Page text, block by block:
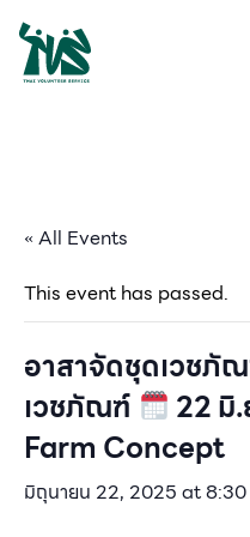
gv-
« All Events
This event has passed.
อาสาจัดชุดเวชภั
เวชภัณฑ์
22 มิ
Farm Concept
มิถุนายน 22, 2025 at